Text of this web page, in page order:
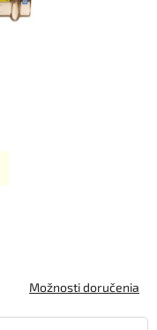
Možnosti doručenia